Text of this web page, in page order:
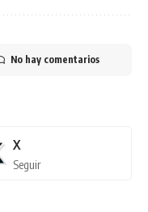
No hay comentarios
X
Seguir